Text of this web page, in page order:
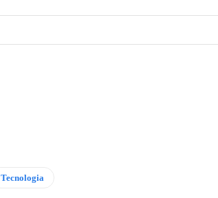
Tecnologia